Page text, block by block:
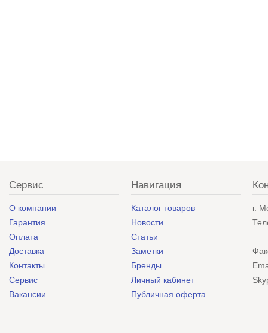
Сервис
О компании
Гарантия
Оплата
Доставка
Контакты
Сервис
Вакансии
Навигация
Каталог товаров
Новости
Статьи
Заметки
Бренды
Личный кабинет
Публичная оферта
г.